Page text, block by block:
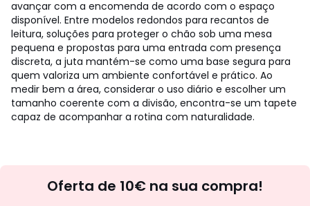
avançar com a encomenda de acordo com o espaço
disponível. Entre modelos redondos para recantos de
leitura, soluções para proteger o chão sob uma mesa
pequena e propostas para uma entrada com presença
discreta, a juta mantém-se como uma base segura para
quem valoriza um ambiente confortável e prático. Ao
medir bem a área, considerar o uso diário e escolher um
tamanho coerente com a divisão, encontra-se um tapete
capaz de acompanhar a rotina com naturalidade.
Oferta de 10€ na sua compra!